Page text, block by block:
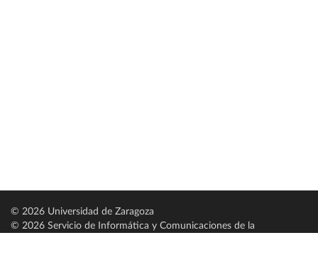
© 2026 Universidad de Zaragoza
© 2026 Servicio de Informática y Comunicaciones de la